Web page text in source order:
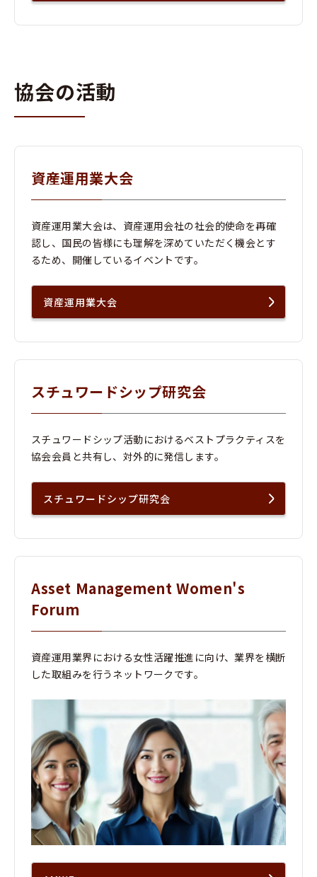
協会の活動
資産運用業大会
資産運用業大会は、資産運用会社の社会的使命を再確
認し、国民の皆様にも理解を深めていただく機会とす
るため、開催しているイベントです。
資産運用業大会
スチュワードシップ研究会
スチュワードシップ活動におけるベストプラクティスを
協会会員と共有し、対外的に発信します。
スチュワードシップ研究会
Asset Management Women's
Forum
資産運用業界における女性活躍推進に向け、業界を横断
した取組みを行うネットワークです。